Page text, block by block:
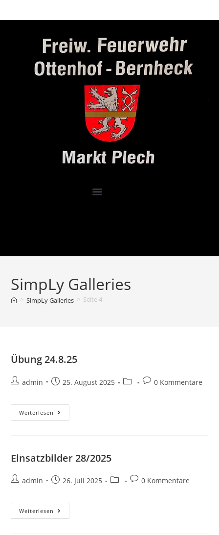
SimpLy Galleries
> SimpLy Galleries > Seite 4
Übung 24.8.25
admin 25. August 2025 0 Kommentare
Weiterlesen
Einsatzbilder 28/2025
admin 26. Juli 2025 0 Kommentare
Weiterlesen